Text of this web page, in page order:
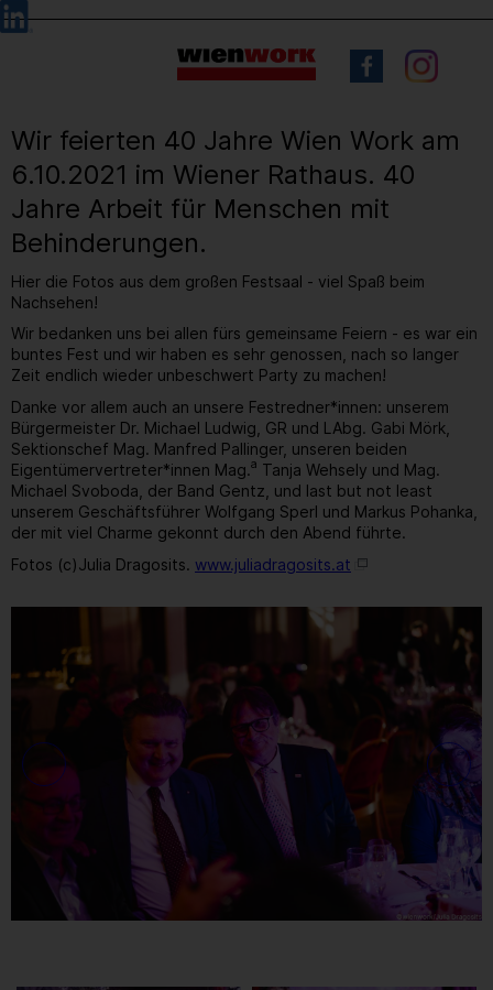
Barrierefreie
Bedienung
Sprachauswahl
Wir feierten 40 Jahre Wien Work am
6.10.2021 im Wiener Rathaus. 40
Jahre Arbeit für Menschen mit
Behinderungen.
Hier die Fotos aus dem großen Festsaal - viel Spaß beim
Nachsehen!
Wir bedanken uns bei allen fürs gemeinsame Feiern - es war ein
buntes Fest und wir haben es sehr genossen, nach so langer
Zeit endlich wieder unbeschwert Party zu machen!
Danke vor allem auch an unsere Festredner*innen: unserem
Bürgermeister Dr. Michael Ludwig, GR und LAbg. Gabi Mörk,
Sektionschef Mag. Manfred Pallinger, unseren beiden
Eigentümervertreter*innen Mag.a Tanja Wehsely und Mag.
Michael Svoboda, der Band Gentz, und last but not least
unserem Geschäftsführer Wolfgang Sperl und Markus Pohanka,
der mit viel Charme gekonnt durch den Abend führte.
Fotos (c)Julia Dragosits. www.juliadragosits.at